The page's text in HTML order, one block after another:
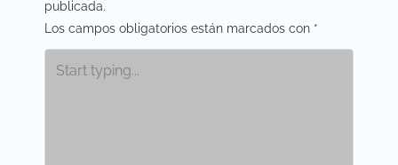
t
n
a
publicada.
Los campos obligatorios están marcados con *